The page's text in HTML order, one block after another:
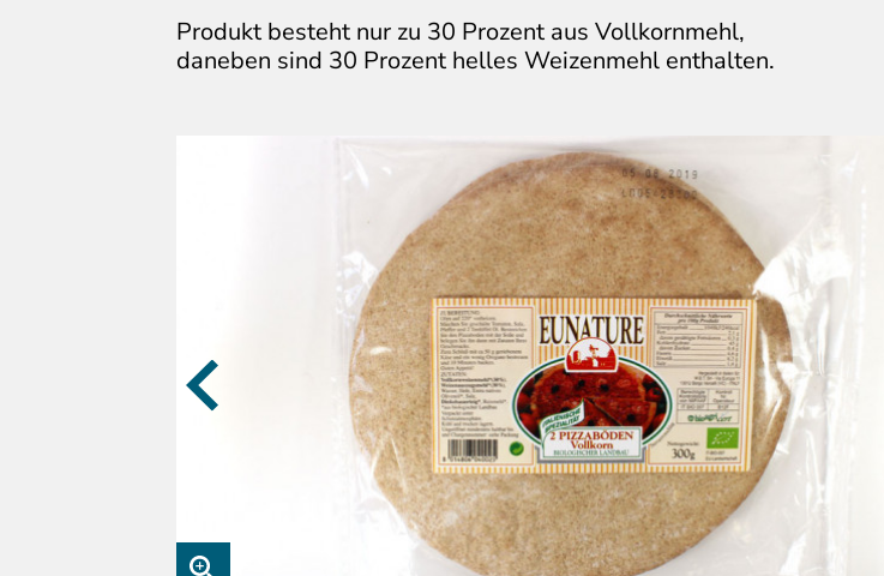
Produkt besteht nur zu 30 Prozent aus Vollkornmehl,
daneben sind 30 Prozent helles Weizenmehl enthalten.